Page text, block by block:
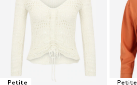
Petite
Petite